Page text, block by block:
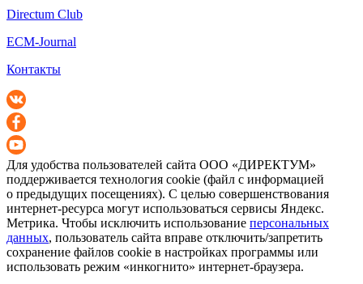
Directum Club
ECM-Journal
Контакты
Для удобства пользователей сайта ООО «ДИРЕКТУМ»
поддерживается технология cookie (файл с информацией
о предыдущих посещениях). С целью совершенствования
интернет-ресурса могут использоваться сервисы Яндекс.
Метрика. Чтобы исключить использование персональных
данных, пользователь сайта вправе отключить/запретить
сохранение файлов cookie в настройках программы или
использовать режим «инкогнито» интернет-браузера.